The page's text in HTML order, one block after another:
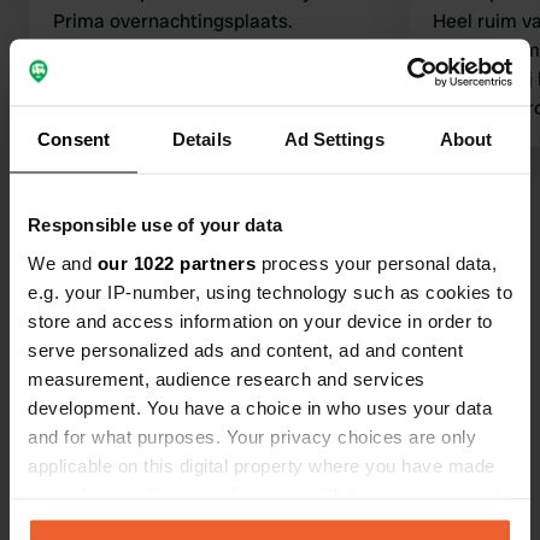
Consent Details Ad Settings About
Responsible use of your data
We and our 1022 partners process your personal data,
e.g. your IP-number, using technology such as cookies to
store and access information on your device in order to
serve personalized ads and content, ad and content
measurement, audience research and services
development. You have a choice in who uses your data
and for what purposes. Your privacy choices are only
applicable on this digital property where you have made
any time from the Cookie Declaration or by clicking on
Prima overnachtingsplaats.
stroom bij prijs inbegrepen.
Wasmachine en droger tegen
vliegen. 's Avonds komt aardige
mevrouw het geld ophalen. Aanrader.
Heel ruim
grotere campers.
bossen. Wij
inclusief
Ben jij hier geweest?
Contact